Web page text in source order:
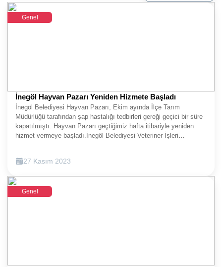
Genel
İnegöl Hayvan Pazarı Yeniden Hizmete Başladı
İnegöl Belediyesi Hayvan Pazarı, Ekim ayında İlçe Tarım
Müdürlüğü tarafından şap hastalığı tedbirleri gereği geçici bir süre
kapatılmıştı. Hayvan Pazarı geçtiğimiz hafta itibariyle yeniden
hizmet vermeye başladı.İnegöl Belediyesi Veteriner İşleri
verildi: “İnegöl Belediyesi Hayvan Pazarımız 11.10.2023 tarihi
şap hastalığı görülmesi nedeniyle pazarda toplanan hayvanlardan
hastalığın birbirine bulaşmaması için tedbiren kapatılmıştı. Yine
27 Kasım 2023
Genel